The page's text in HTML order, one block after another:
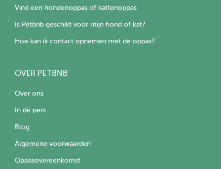
Vind een hondenoppas of kattenoppas
Is Petbnb geschikt voor mijn hond of kat?
Hoe kan ik contact opnemen met de oppas?
OVER PETBNB
Over ons
In de pers
Blog
Algemene voorwaarden
Oppasovereenkomst